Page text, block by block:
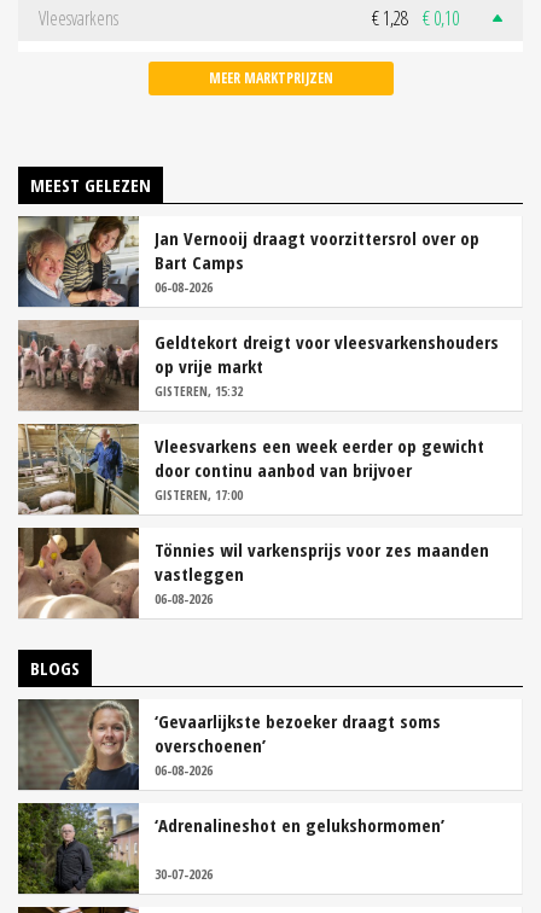
Vleesvarkens
€ 1,28 € 0,10
MEER MARKTPRIJZEN
MEEST GELEZEN
Jan Vernooij draagt voorzittersrol over op
Bart Camps
06-08-2026
Geldtekort dreigt voor vleesvarkenshouders
op vrije markt
GISTEREN, 15:32
Vleesvarkens een week eerder op gewicht
door continu aanbod van brijvoer
GISTEREN, 17:00
Tönnies wil varkensprijs voor zes maanden
vastleggen
06-08-2026
BLOGS
‘Gevaarlijkste bezoeker draagt soms
overschoenen’
06-08-2026
‘Adrenalineshot en gelukshormomen’
30-07-2026